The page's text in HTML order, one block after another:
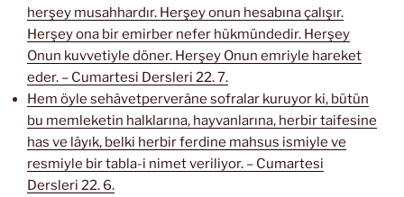
herşey musahhardır. Herşey onun hesabına çalışır.
Herşey ona bir emirber nefer hükmündedir. Herşey
Onun kuvvetiyle döner. Herşey Onun emriyle hareket
eder. – Cumartesi Dersleri 22. 7.
Hem öyle sehâvetperverâne sofralar kuruyor ki, bütün
bu memleketin halklarına, hayvanlarına, herbir taifesine
has ve lâyık, belki herbir ferdine mahsus ismiyle ve
resmiyle bir tabla-i nimet veriliyor. – Cumartesi
Dersleri 22. 6.